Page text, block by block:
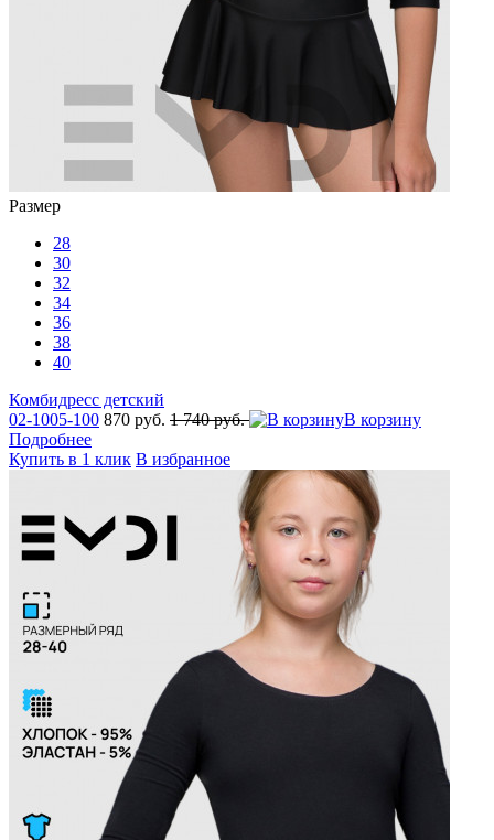
Размер
28
30
32
34
36
38
40
Комбидресс детский
02-1005-100 870 руб. 1 740 руб.
В корзину
Подробнее
Купить в 1 клик В избранное